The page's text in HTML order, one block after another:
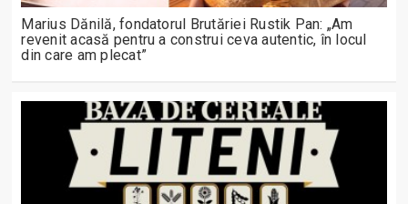
Marius Dănilă, fondatorul Brutăriei Rustik Pan: „Am
revenit acasă pentru a construi ceva autentic, în locul
din care am plecat”